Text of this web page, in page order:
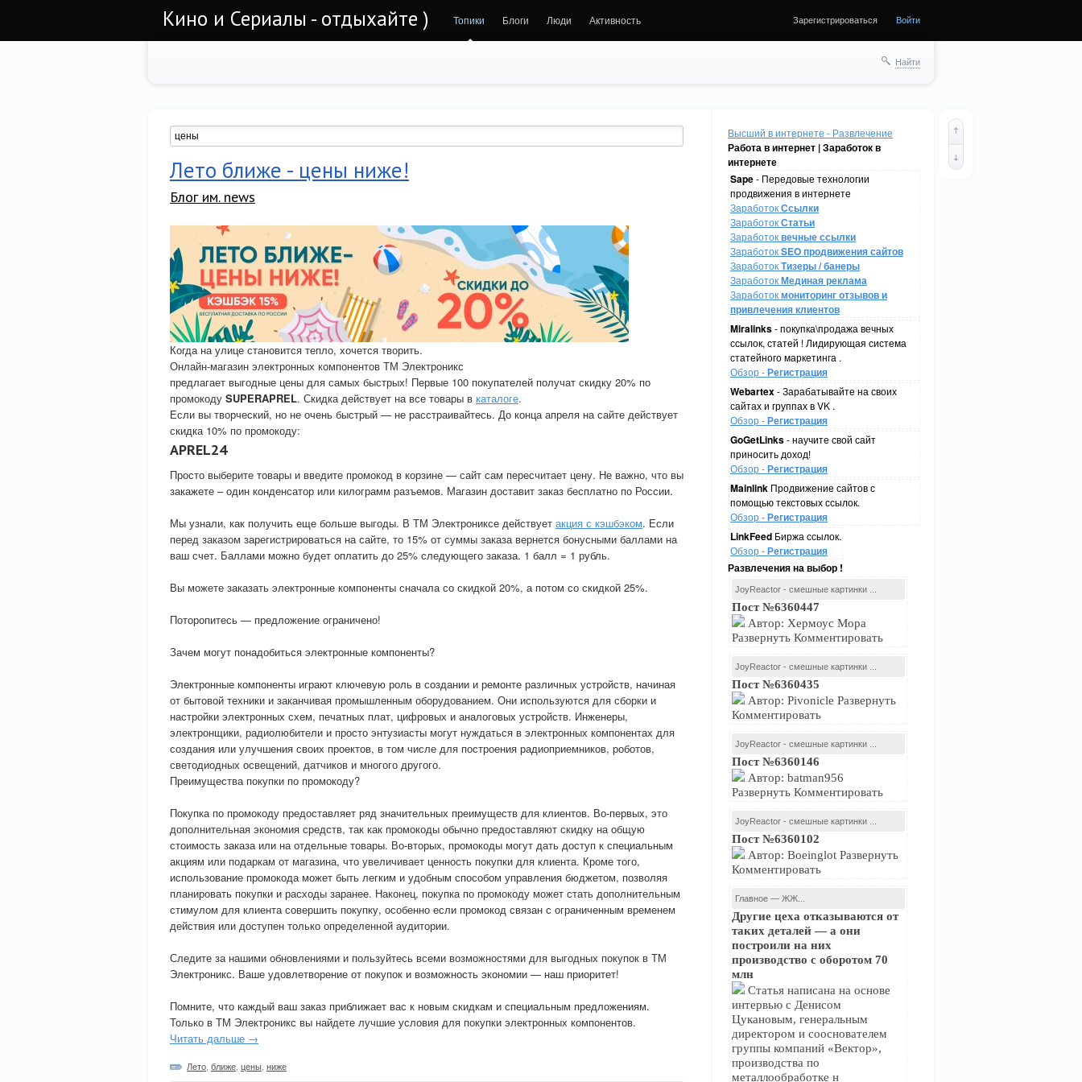
Кино и Сериалы - отдыхайте ) Топики Блоги Люди Активность Зарегистрироваться Войти
Найти
Высший в интернете - Развлечение
Работа в интернет | Заработок в
интернете
Sape- Передовые технологии
продвижения в интернете
ЗаработокСсылки
ЗаработокСтатьи
Заработоквечные ссылки
ЗаработокSEO продвижения сайтов
ЗаработокТизеры / банеры
ЗаработокМединая реклама
Заработокмониторинг отзывов и
привлечения клиентов
Miralinks- покупка\продажа вечных
ссылок, статей ! Лидирующая система
статейного маркетинга .
Обзор -Регистрация
Webartex- Зарабатывайте на своих
сайтах и группах в VK .
Обзор -Регистрация
GoGetLinks- научите свой сайт
приносить доход!
Обзор -Регистрация
Mainlink Продвижение сайтов с
помощью текстовых ссылок.
Обзор -Регистрация
LinkFeed Биржа ссылок.
Обзор -Регистрация
Развлечения на выбор !
JoyReactor - смешные картинки ...
Пост №6360447
Автор: Хермоус Мора
Развернуть Комментировать
JoyReactor - смешные картинки ...
Пост №6360435
Автор: Pivonicle Развернуть
Комментировать
JoyReactor - смешные картинки ...
Пост №6360146
Автор: batman956
Развернуть Комментировать
JoyReactor - смешные картинки ...
Пост №6360102
Автор: Boeinglot Развернуть
Комментировать
Главное — ЖЖ...
Другие цеха отказываются от
таких деталей — а они
построили на них
производство с оборотом 70
млн
Статья написана на основе
интервью с Денисом
Цукановым, генеральным
директором и сооснователем
группы компаний «Вектор»,
производства по
металлообработке н
Лето ближе - цены ниже!
Блог им. news
Когда на улице становится тепло, хочется творить.
Онлайн-магазин электронных компонентов ТМ Электроникс
предлагает выгодные цены для самых быстрых! Первые 100 покупателей получат скидку 20% по
промокоду SUPERAPREL. Скидка действует на все товары в каталоге.
Если вы творческий, но не очень быстрый — не расстраивайтесь. До конца апреля на сайте действует
скидка 10% по промокоду:
APREL24
Просто выберите товары и введите промокод в корзине — сайт сам пересчитает цену. Не важно, что вы
закажете – один конденсатор или килограмм разъемов. Магазин доставит заказ бесплатно по России.
Мы узнали, как получить еще больше выгоды. В ТМ Электрониксе действует акция с кэшбэком. Если
перед заказом зарегистрироваться на сайте, то 15% от суммы заказа вернется бонусными баллами на
ваш счет. Баллами можно будет оплатить до 25% следующего заказа. 1 балл = 1 рубль.
Вы можете заказать электронные компоненты сначала со скидкой 20%, а потом со скидкой 25%.
Поторопитесь — предложение ограничено!
Зачем могут понадобиться электронные компоненты?
Электронные компоненты играют ключевую роль в создании и ремонте различных устройств, начиная
от бытовой техники и заканчивая промышленным оборудованием. Они используются для сборки и
настройки электронных схем, печатных плат, цифровых и аналоговых устройств. Инженеры,
электронщики, радиолюбители и просто энтузиасты могут нуждаться в электронных компонентах для
создания или улучшения своих проектов, в том числе для построения радиоприемников, роботов,
светодиодных освещений, датчиков и многого другого.
Преимущества покупки по промокоду?
Покупка по промокоду предоставляет ряд значительных преимуществ для клиентов. Во-первых, это
дополнительная экономия средств, так как промокоды обычно предоставляют скидку на общую
стоимость заказа или на отдельные товары. Во-вторых, промокоды могут дать доступ к специальным
акциям или подаркам от магазина, что увеличивает ценность покупки для клиента. Кроме того,
использование промокода может быть легким и удобным способом управления бюджетом, позволяя
планировать покупки и расходы заранее. Наконец, покупка по промокоду может стать дополнительным
стимулом для клиента совершить покупку, особенно если промокод связан с ограниченным временем
действия или доступен только определенной аудитории.
Следите за нашими обновлениями и пользуйтесь всеми возможностями для выгодных покупок в ТМ
Электроникс. Ваше удовлетворение от покупок и возможность экономии — наш приоритет!
Помните, что каждый ваш заказ приближает вас к новым скидкам и специальным предложениям.
Только в ТМ Электроникс вы найдете лучшие условия для покупки электронных компонентов.
Читать дальше →
Лето ближе цены ниже